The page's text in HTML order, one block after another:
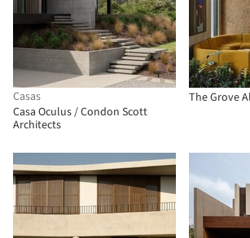
Casas
Casa Oculus / Condon Scott
Architects
The Grove